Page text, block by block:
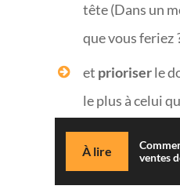
tête (Dans un
que vous feriez
et prioriserle
le plus à celui
À lire
ventes